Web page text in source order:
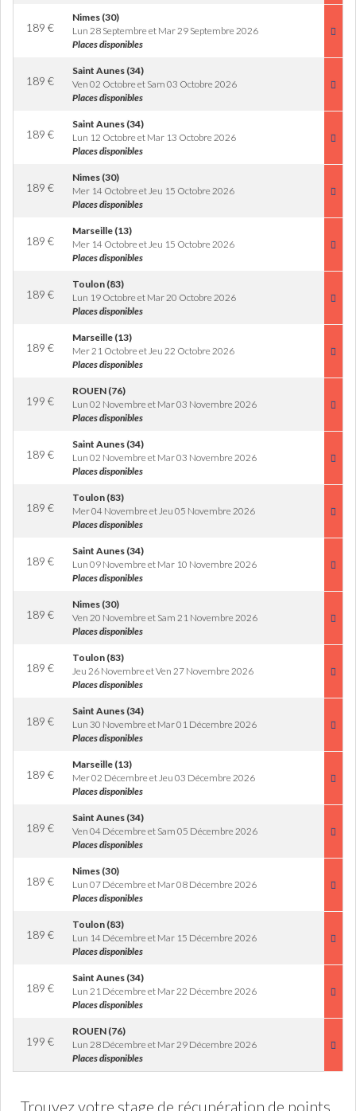
189 €
Nimes (30)
Lun 28 Septembre et Mar 29 Septembre 2026
Places disponibles
189 €
Saint Aunes (34)
Ven 02 Octobre et Sam 03 Octobre 2026
Places disponibles
189 €
Saint Aunes (34)
Lun 12 Octobre et Mar 13 Octobre 2026
Places disponibles
189 €
Nimes (30)
Mer 14 Octobre et Jeu 15 Octobre 2026
Places disponibles
189 €
Marseille (13)
Mer 14 Octobre et Jeu 15 Octobre 2026
Places disponibles
189 €
Toulon (83)
Lun 19 Octobre et Mar 20 Octobre 2026
Places disponibles
189 €
Marseille (13)
Mer 21 Octobre et Jeu 22 Octobre 2026
Places disponibles
199 €
ROUEN (76)
Lun 02 Novembre et Mar 03 Novembre 2026
Places disponibles
189 €
Saint Aunes (34)
Lun 02 Novembre et Mar 03 Novembre 2026
Places disponibles
189 €
Toulon (83)
Mer 04 Novembre et Jeu 05 Novembre 2026
Places disponibles
189 €
Saint Aunes (34)
Lun 09 Novembre et Mar 10 Novembre 2026
Places disponibles
189 €
Nimes (30)
Ven 20 Novembre et Sam 21 Novembre 2026
Places disponibles
189 €
Toulon (83)
Jeu 26 Novembre et Ven 27 Novembre 2026
Places disponibles
189 €
Saint Aunes (34)
Lun 30 Novembre et Mar 01 Décembre 2026
Places disponibles
189 €
Marseille (13)
Mer 02 Décembre et Jeu 03 Décembre 2026
Places disponibles
189 €
Saint Aunes (34)
Ven 04 Décembre et Sam 05 Décembre 2026
Places disponibles
189 €
Nimes (30)
Lun 07 Décembre et Mar 08 Décembre 2026
Places disponibles
189 €
Toulon (83)
Lun 14 Décembre et Mar 15 Décembre 2026
Places disponibles
189 €
Saint Aunes (34)
Lun 21 Décembre et Mar 22 Décembre 2026
Places disponibles
199 €
ROUEN (76)
Lun 28 Décembre et Mar 29 Décembre 2026
Places disponibles
Trouvez votre stage de récupération de points